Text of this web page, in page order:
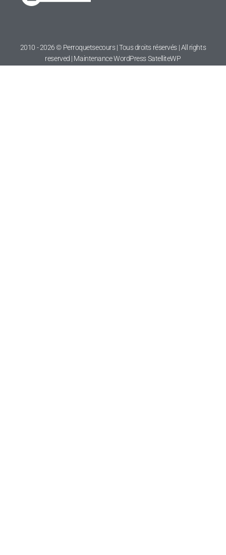
2010 - 2026 © Perroquetsecours | Tous droits réservés | All rights
reserved | Maintenance WordPressSatelliteWP